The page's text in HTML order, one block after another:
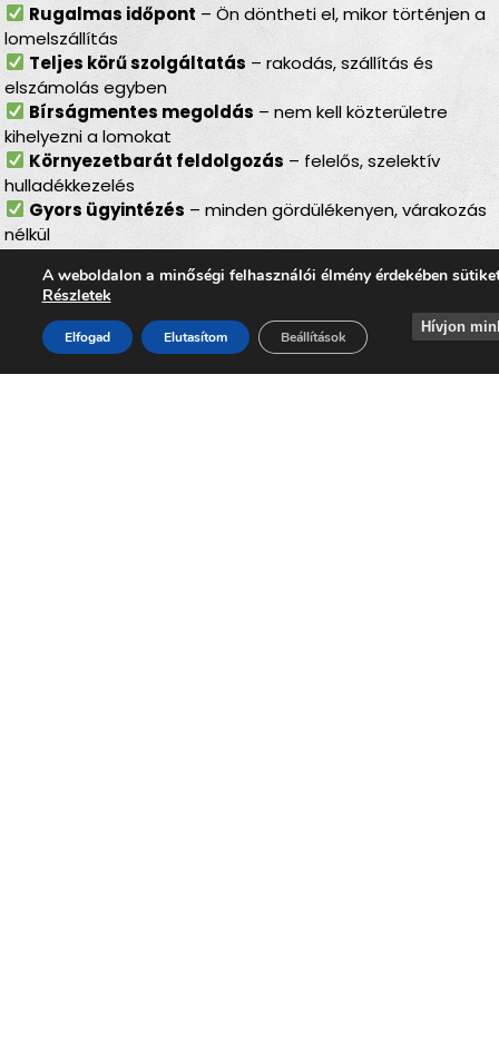
Rugalmas időpont – Ön döntheti el, mikor történjen a
lomelszállítás
Teljes körű szolgáltatás – rakodás, szállítás és
elszámolás egyben
Bírságmentes megoldás – nem kell közterületre
kihelyezni a lomokat
Környezetbarát feldolgozás – felelős, szelektív
hulladékkezelés
Gyors ügyintézés – minden gördülékenyen, várakozás
nélkül
LomtalanításBucsután–
ideális választás minden
helyzetben
A weboldalon a minőségi felhasználói élmény érdekében
Részletek
Elfogad Elutasítom Beállítások
Hívjon